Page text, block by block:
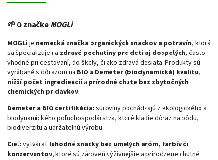
🌱 O značkeMOGLi
MOGLi je nemecká značka organických snackov a potravín, ktorá
sa špecializuje na zdravé pochutiny pre deti aj dospelých, často
vhodné pri cestovaní, do školy, či ako zdravá desiata. Produkty sú
vyrábané s dôrazom na BIO a Demeter (biodynamická) kvalitu,
nižší počet ingredienciía prírodné chute bez zbytočných
chemických prídavkov.
Demeter a BIO certifikácia: suroviny pochádzajú z ekologického a
biodynamického poľnohospodárstva, ktoré kladie dôraz na pôdu,
biodiverzitu a udržateľnú výrobu
Cieľ: vytvárať lahodné snacky bez umelých aróm, farbív či
konzervantov, ktoré sú zároveň výživnejšie a prirodzene chutné.